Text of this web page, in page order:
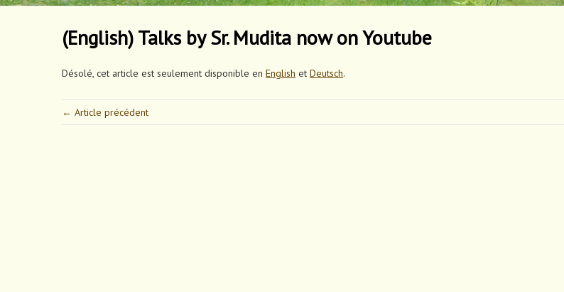
(English) Talks by Sr. Mudita now on Youtube
Désolé, cet article est seulement disponible en English et Deutsch.
← Article précédent